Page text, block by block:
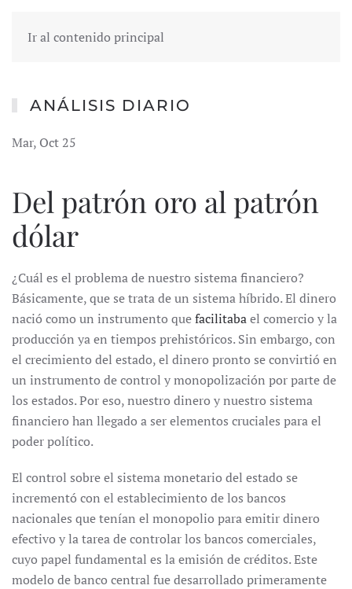
Ir al contenido principal
ANÁLISIS DIARIO
Mar, Oct 25
Del patrón oro al patrón
dólar
¿Cuál es el problema de nuestro sistema financiero?
Básicamente, que se trata de un sistema híbrido. El dinero
nació como un instrumento quefacilitabael comercio y la
producción ya en tiempos prehistóricos. Sin embargo, con
el crecimiento del estado, el dinero pronto se convirtió en
un instrumento de control y monopolización por parte de
los estados. Por eso, nuestro dinero y nuestro sistema
financiero han llegado a ser elementos cruciales para el
poder político.
El control sobre el sistema monetario del estado se
incrementó con el establecimiento de los bancos
nacionales que tenían el monopolio para emitir dinero
efectivo y la tarea de controlar los bancos comerciales,
cuyo papel fundamental es la emisión de créditos. Este
modelo de banco central fue desarrollado primeramente